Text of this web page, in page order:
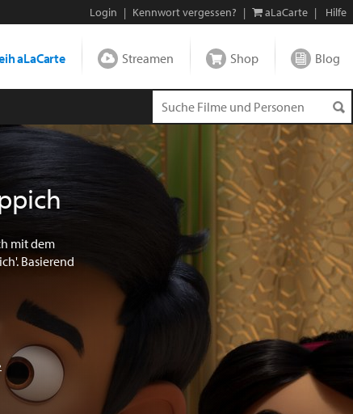
Login | Kennwort vergessen? | aLaCarte | Hilfe
aLaCarte Streamen Shop Blog
mit dem
Basierend